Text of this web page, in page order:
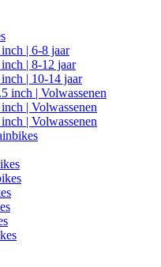
| 6-8 jaar
| 8-12 jaar
| 10-14 jaar
inch | Volwassenen
| Volwassenen
| Volwassenen